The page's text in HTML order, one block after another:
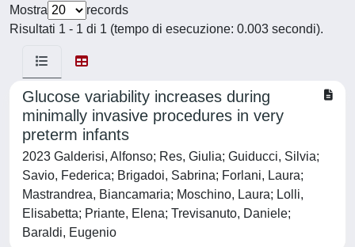
Mostra
records
Risultati 1 - 1 di 1 (tempo di esecuzione: 0.003 secondi).
Glucose variability increases during
minimally invasive procedures in very
preterm infants
2023 Galderisi, Alfonso; Res, Giulia; Guiducci, Silvia;
Savio, Federica; Brigadoi, Sabrina; Forlani, Laura;
Mastrandrea, Biancamaria; Moschino, Laura; Lolli,
Elisabetta; Priante, Elena; Trevisanuto, Daniele;
Baraldi, Eugenio